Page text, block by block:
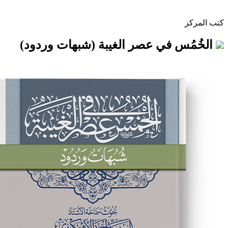
عصر الغيبة (شبهات وردود)